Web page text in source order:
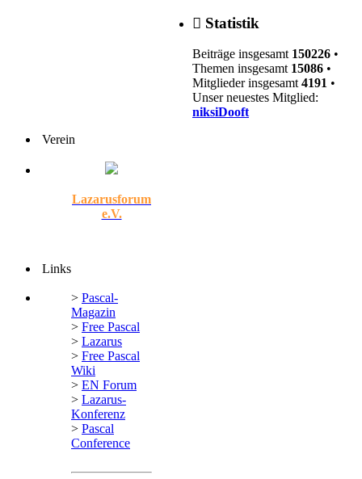
Statistik
Beiträge insgesamt 150226 •
Themen insgesamt 15086 •
Mitglieder insgesamt 4191 •
Unser neuestes Mitglied:
niksiDooft
Verein
Lazarusforum
e.V.
Links
> Pascal-
Magazin
> Free Pascal
> Lazarus
> Free Pascal
Wiki
> EN Forum
> Lazarus-
Konferenz
> Pascal
Conference